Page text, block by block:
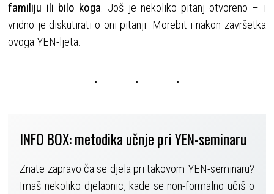
familiju ili bilo koga. Još je nekoliko pitanj otvoreno – i
vridno je diskutirati o oni pitanji. Morebit i nakon završetka
ovoga YEN-ljeta.
INFO BOX: metodika učnje pri YEN-seminaru
Znate zapravo ča se djela pri takovom YEN-seminaru?
Imaš nekoliko djelaonic, kade se non-formalno učiš o